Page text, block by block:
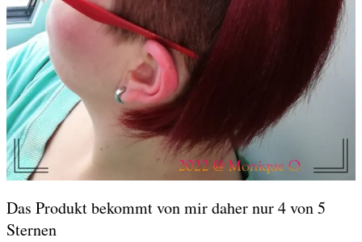
Das Produkt bekommt von mir daher nur 4 von 5
Sternen